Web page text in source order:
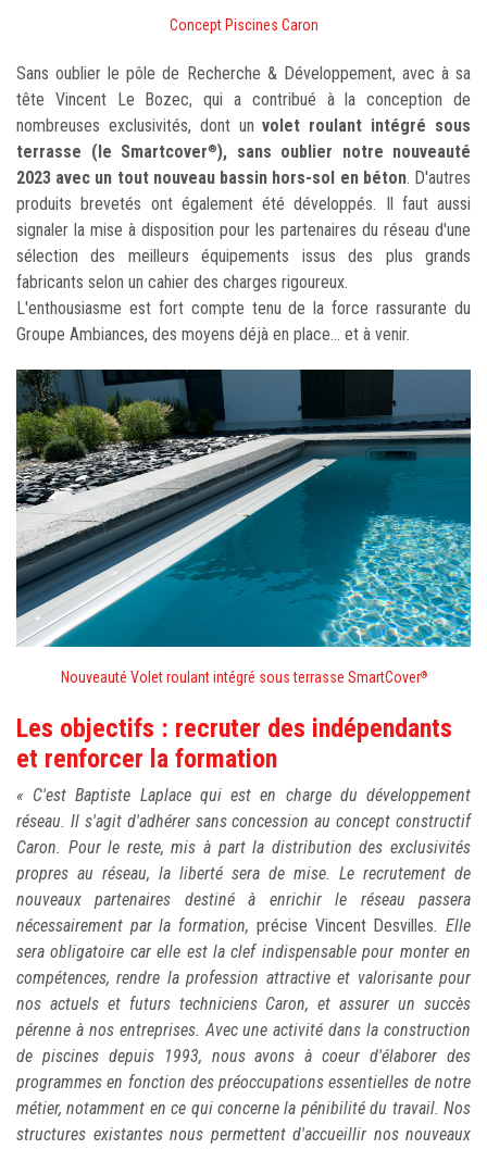
Concept Piscines Caron
Sans oublier le pôle de Recherche & Développement, avec à sa
tête Vincent Le Bozec, qui a contribué à la conception de
nombreuses exclusivités, dont unvolet roulant intégré sous
terrasse (le Smartcover®), sans oublier notre nouveauté
2023 avec un tout nouveau bassin hors-sol en béton. D'autres
produits brevetés ont également été développés. Il faut aussi
signaler la mise à disposition pour les partenaires du réseau d'une
sélection des meilleurs équipements issus des plus grands
fabricants selon un cahier des charges rigoureux.
L'enthousiasme est fort compte tenu de la force rassurante du
Groupe Ambiances, des moyens déjà en place... et à venir.
Nouveauté Volet roulant intégré sous terrasse SmartCover®
Les objectifs : recruter des indépendants
et renforcer la formation
« C'est Baptiste Laplace qui est en charge du développement
réseau. Il s'agit d'adhérer sans concession au concept constructif
Caron. Pour le reste, mis à part la distribution des exclusivités
propres au réseau, la liberté sera de mise. Le recrutement de
nouveaux partenaires destiné à enrichir le réseau passera
nécessairement par la formation, précise Vincent Desvilles. Elle
sera obligatoire car elle est la clef indispensable pour monter en
compétences, rendre la profession attractive et valorisante pour
nos actuels et futurs techniciens Caron, et assurer un succès
pérenne à nos entreprises. Avec une activité dans la construction
de piscines depuis 1993, nous avons à coeur d'élaborer des
programmes en fonction des préoccupations essentielles de notre
métier, notamment en ce qui concerne la pénibilité du travail. Nos
structures existantes nous permettent d'accueillir nos nouveaux